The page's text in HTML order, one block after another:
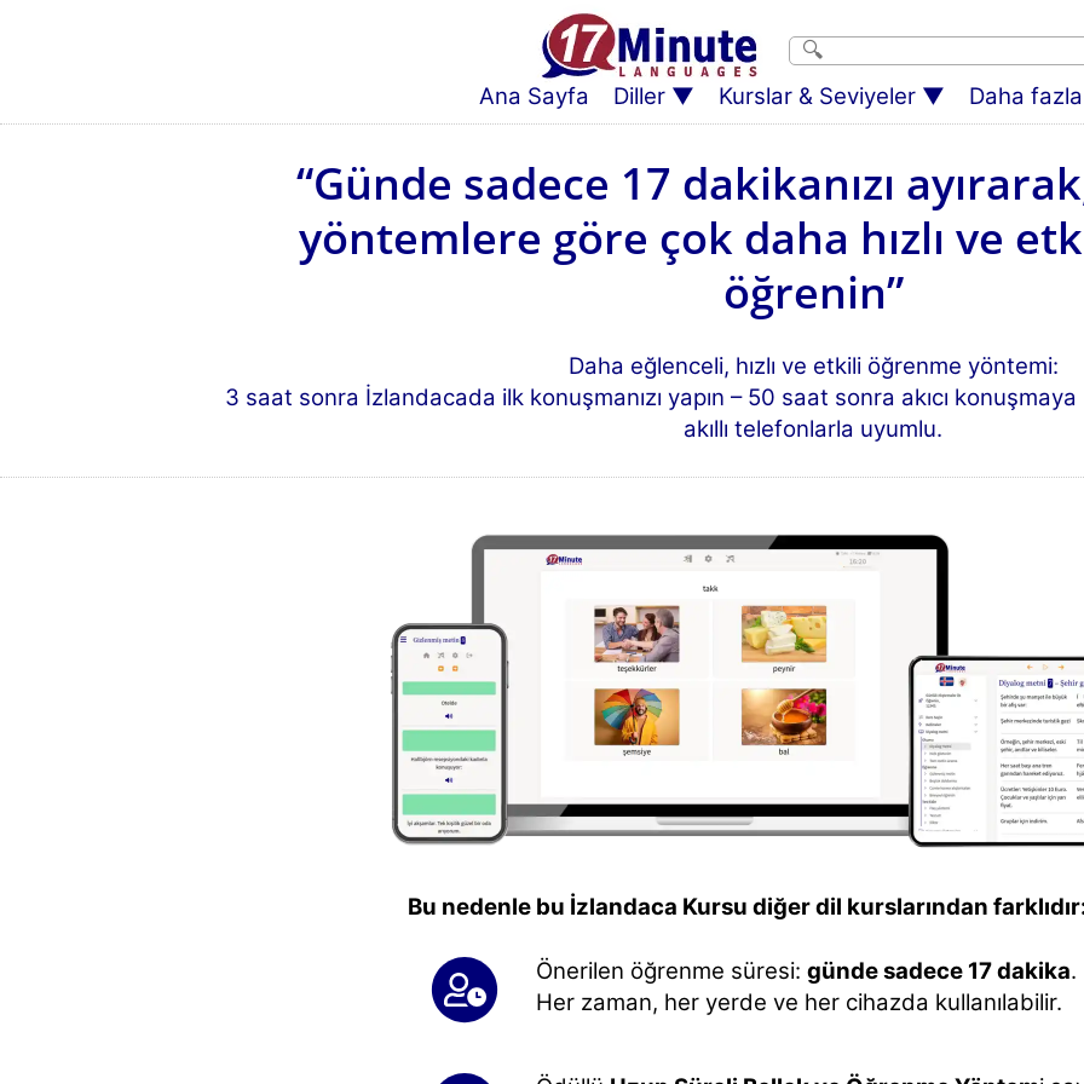
Ana Sayfa Diller Kurslar & Seviyeler Daha
“Günde sadece 17 dakikanızı
yöntemlere göre çok daha hızlı ve
öğrenin”
Daha eğlenceli, hızlı ve etkili öğrenme yöntemi:
3 saat sonra İzlandacada ilk konuşmanızı yapın – 50 saat sonra akıcı
akıllı telefonlarla uyumlu.
Bu nedenle bu İzlandaca Kursu diğer dil kurslarından
Önerilen öğrenme süresi: günde sadece 17 dakika.
Her zaman, her yerde ve her cihazda kullanılabilir.